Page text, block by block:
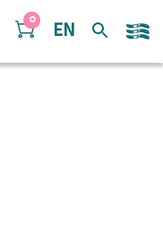
0
EN